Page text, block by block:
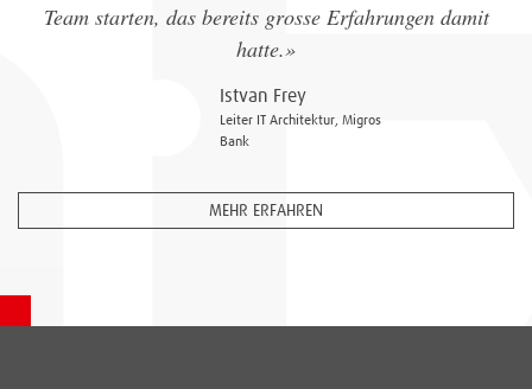
Team starten, das bereits grosse Erfahrungen damit
hatte.»
Istvan Frey
Leiter IT Architektur, Migros
Bank
MEHR ERFAHREN